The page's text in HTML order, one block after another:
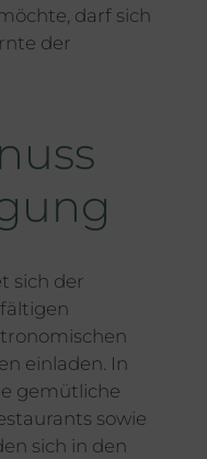
darf sich
der
sich der
einladen. In
gemütliche
sowie
sich in den